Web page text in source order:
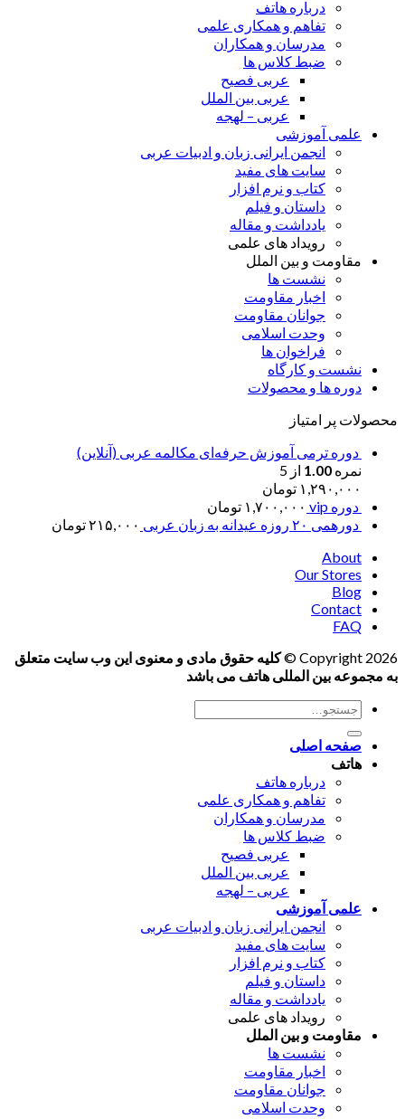
درباره هاتف
تفاهم و همکاری علمی
مدرسان و همکاران
ضبط کلاس ها
عربی فصیح
عربی بین الملل
عربی – لهجه
علمی آموزشی
انجمن ایرانی زبان و ادبیات عربی
سایت های مفید
کتاب و نرم افزار
داستان و فیلم
یادداشت و مقاله
رویداد های علمی
مقاومت و بین الملل
نشست ها
اخبار مقاومت
جوانان مقاومت
وحدت اسلامی
فراخوان ها
نشست و کارگاه
دوره ها و محصولات
محصولات پر امتیاز
دوره ترمی آموزش حرفه‌ای مکالمه عربی (آنلاین)
نمره 1.00 از 5
۱,۲۹۰,۰۰۰ تومان
دوره vip
۱,۷۰۰,۰۰۰ تومان
دورهمی ۲۰ روزه عیدانه به زبان عربی
۲۱۵,۰۰۰تومان
About
Our Stores
Blog
Contact
FAQ
Copyright 2026 ©
کلیه حقوق مادی و معنوی این وب سایت متعلق
به مجموعه بین المللی هاتف می باشد
جستجو
برای:
صفحه اصلی
هاتف
درباره هاتف
تفاهم و همکاری علمی
مدرسان و همکاران
ضبط کلاس ها
عربی فصیح
عربی بین الملل
عربی – لهجه
علمی آموزشی
انجمن ایرانی زبان و ادبیات عربی
سایت های مفید
کتاب و نرم افزار
داستان و فیلم
یادداشت و مقاله
رویداد های علمی
مقاومت و بین الملل
نشست ها
اخبار مقاومت
جوانان مقاومت
وحدت اسلامی